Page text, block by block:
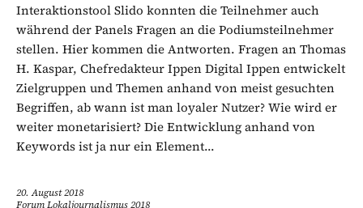
Interaktionstool Slido konnten die Teilnehmer auch
während der Panels Fragen an die Podiumsteilnehmer
stellen. Hier kommen die Antworten. Fragen an Thomas
H. Kaspar, Chefredakteur Ippen Digital Ippen entwickelt
Zielgruppen und Themen anhand von meist gesuchten
Begriffen, ab wann ist man loyaler Nutzer? Wie wird er
weiter monetarisiert? Die Entwicklung anhand von
Keywords ist ja nur ein Element...
20. August 2018
Forum Lokaljournalismus 2018